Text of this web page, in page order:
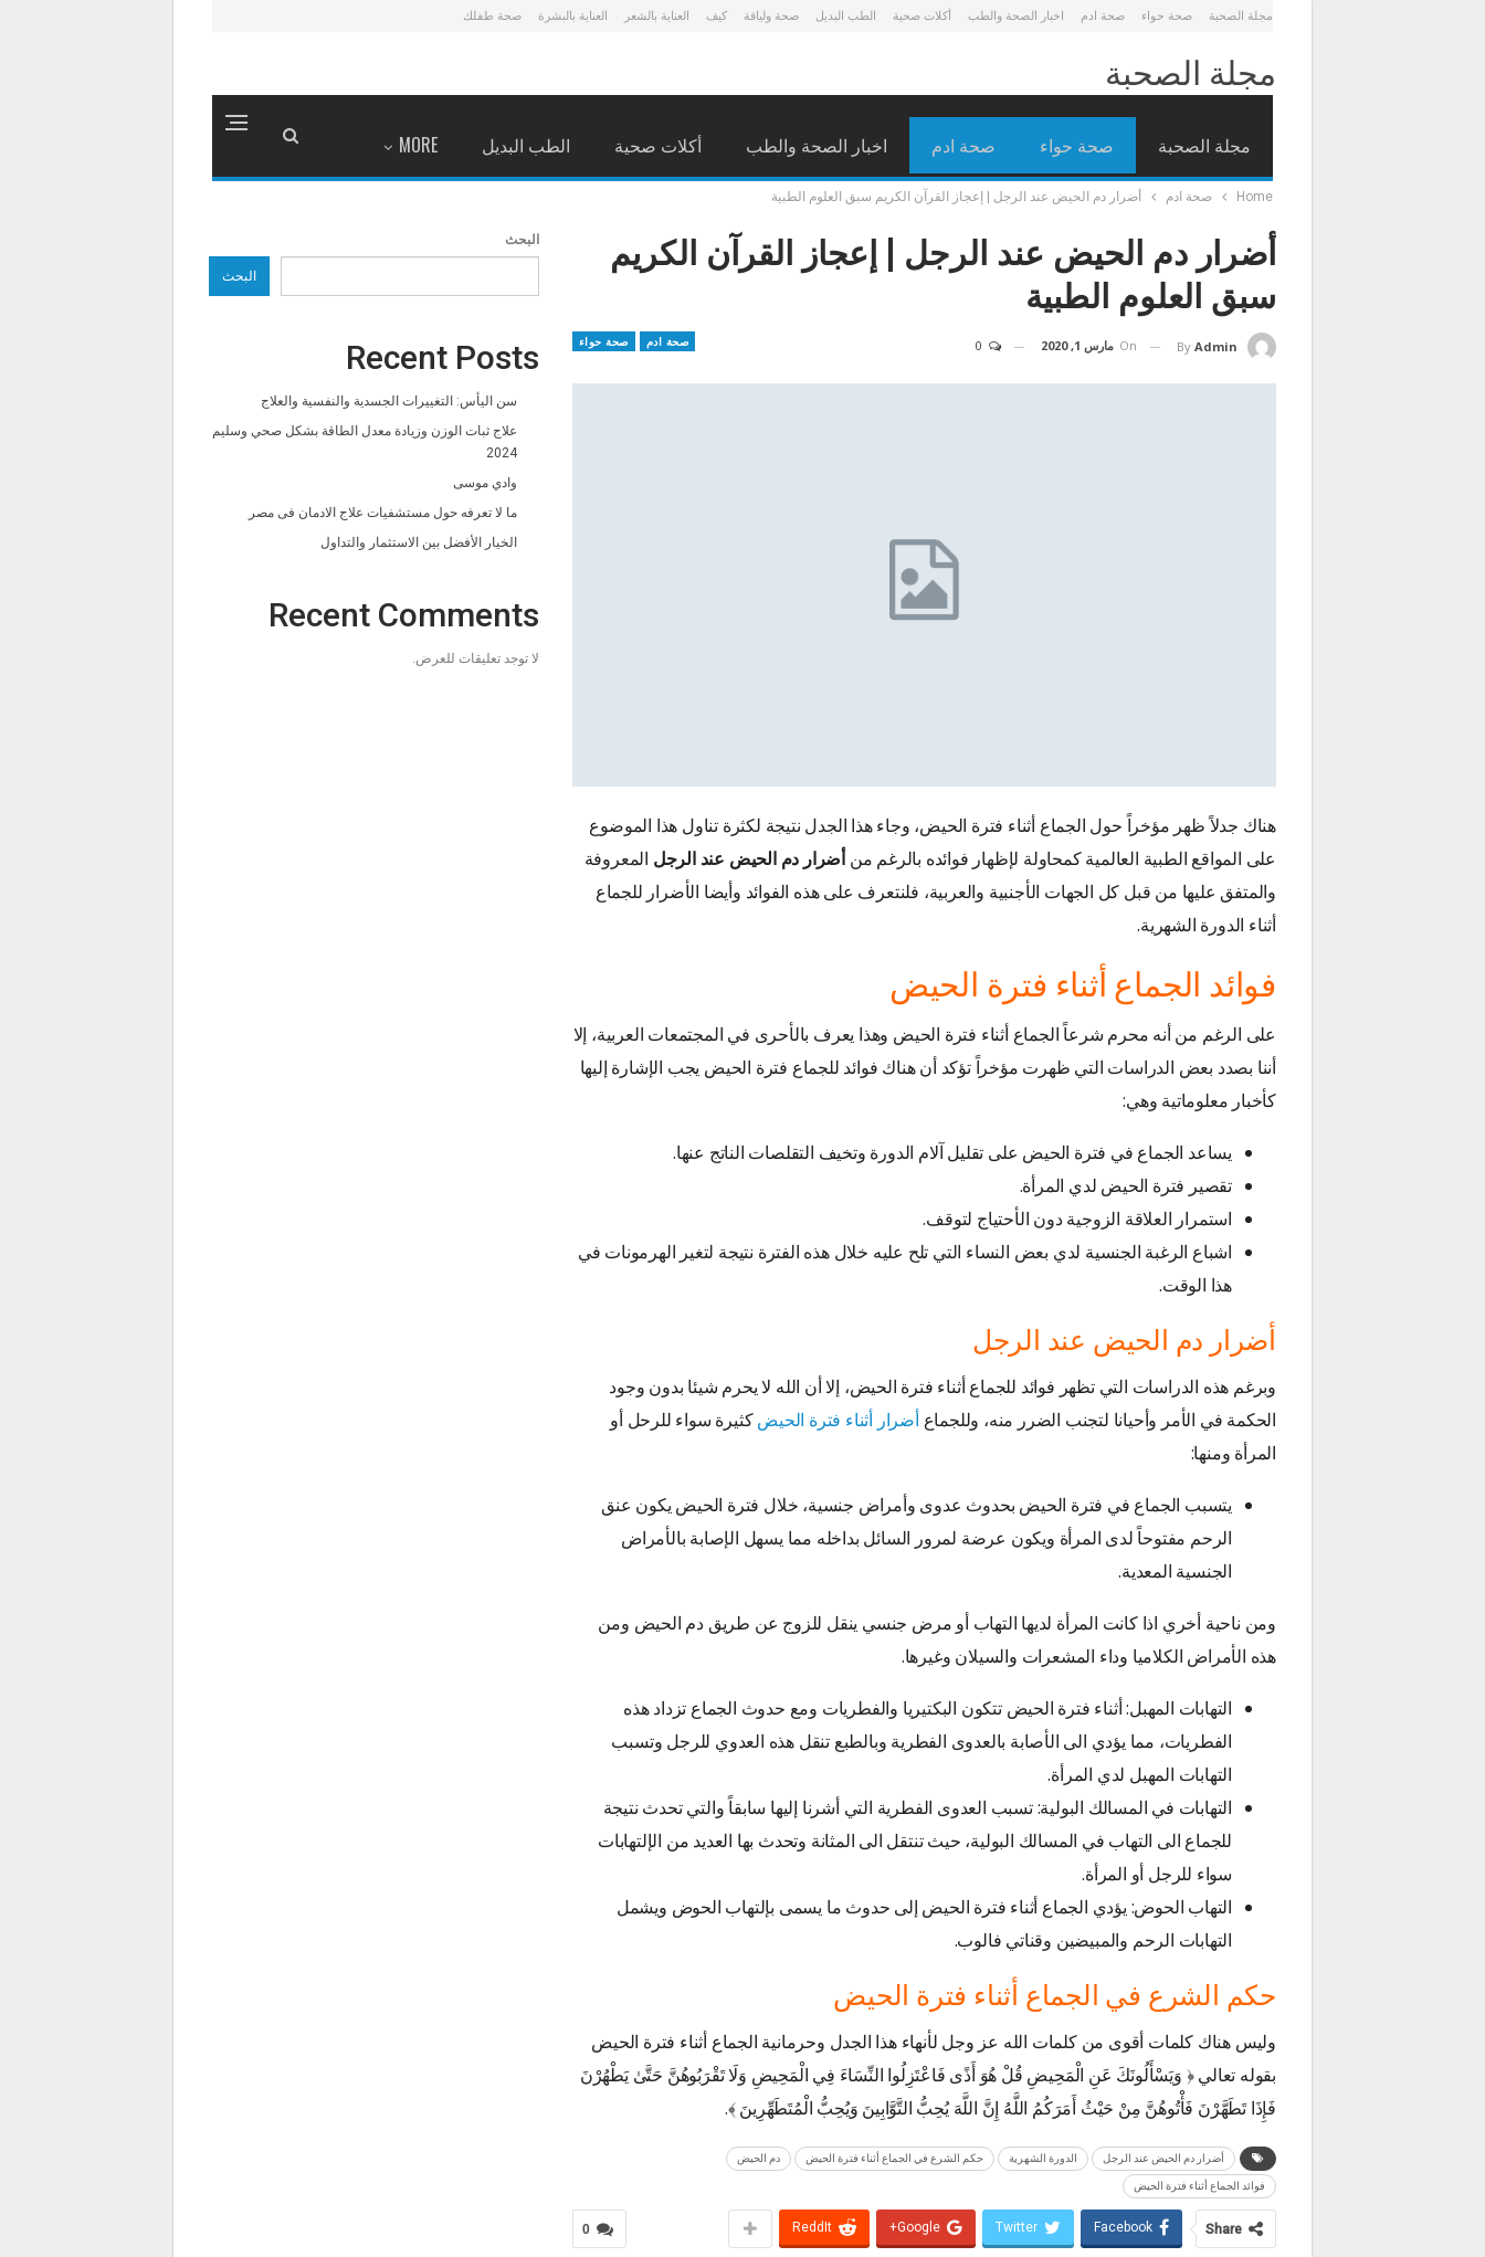
مجلة الصحبة صحة حواء صحة ادم اخبار الصحة والطب أكلات صحية الطب البديل صحة ولياقة كيف العناية بالشعر العناية بالبشرة صحة طفلك
مجلة الصحبة
مجلة الصحبة صحة حواء صحة ادم اخبار الصحة والطب أكلات صحية الطب البديل MORE
Home صحة ادم أضرار دم الحيض عند الرجل | إعجاز القرآن الكريم سبق العلوم الطبية
أضرار دم الحيض عند الرجل | إعجاز القرآن الكريم
سبق العلوم الطبية
صحة ادم صحة حواء By Admin
On مارس 1, 2020
هناك جدلاً ظهر مؤخراً حول الجماع أثناء فترة الحيض، وجاء هذا الجدل نتيجة لكثرة تناول هذا الموضوع
على المواقع الطبية العالمية كمحاولة لإظهار فوائده بالرغم منأضرار دم الحيض عند الرجل المعروفة
والمتفق عليها من قبل كل الجهات الأجنبية والعربية، فلنتعرف على هذه الفوائد وأيضا الأضرار للجماع
أثناء الدورة الشهرية.
فوائد الجماع أثناء فترة الحيض
على الرغم من أنه محرم شرعاً الجماع أثناء فترة الحيض وهذا يعرف بالأحرى في المجتمعات العربية، إلا
أننا بصدد بعض الدراسات التي ظهرت مؤخراً تؤكد أن هناك فوائد للجماع فترة الحيض يجب الإشارة إليها
كأخبار معلوماتية وهي:
يساعد الجماع في فترة الحيض على تقليل آلام الدورة وتخيف التقلصات الناتج عنها.
تقصير فترة الحيض لدي المرأة.
استمرار العلاقة الزوجية دون الأحتياج لتوقف.
اشباع الرغبة الجنسية لدي بعض النساء التي تلح عليه خلال هذه الفترة نتيجة لتغير الهرمونات في
هذا الوقت.
أضرار دم الحيض عند الرجل
وبرغم هذه الدراسات التي تظهر فوائد للجماع أثناء فترة الحيض، إلا أن الله لا يحرم شيئا بدون وجود
الحكمة في الأمر وأحيانا لتجنب الضرر منه، وللجماعأضرار أثناء فترة الحيضكثيرة سواء للرحل أو
المرأة ومنها:
يتسبب الجماع في فترة الحيض بحدوث عدوى وأمراض جنسية، خلال فترة الحيض يكون عنق
الرحم مفتوحاً لدى المرأة ويكون عرضة لمرور السائل بداخله مما يسهل الإصابة بالأمراض
الجنسية المعدية.
ومن ناحية أخري اذا كانت المرأة لديها التهاب أو مرض جنسي ينقل للزوج عن طريق دم الحيض ومن
هذه الأمراض الكلاميا وداء المشعرات والسيلان وغيرها.
التهابات المهبل: أثناء فترة الحيض تتكون البكتيريا والفطريات ومع حدوث الجماع تزداد هذه
الفطريات، مما يؤدي الى الأصابة بالعدوى الفطرية وبالطبع تنقل هذه العدوي للرجل وتسبب
التهابات المهبل لدي المرأة.
التهابات في المسالك البولية: تسبب العدوى الفطرية التي أشرنا إليها سابقاً والتي تحدث نتيجة
للجماع الى التهاب في المسالك البولية، حيث تنتقل الى المثانة وتحدث بها العديد من الإلتهابات
سواء للرجل أو المرأة.
التهاب الحوض: يؤدي الجماع أثناء فترة الحيض إلى حدوث ما يسمى بإلتهاب الحوض ويشمل
التهابات الرحم والمبيضين وقناتي فالوب.
حكم الشرع في الجماع أثناء فترة الحيض
وليس هناك كلمات أقوى من كلمات الله عز وجل لأنهاء هذا الجدل وحرمانية الجماع أثناء فترة الحيض
بقوله تعالي ﴿ وَيَسْأَلُونَكَ عَنِ الْمَحِيضِ قُلْ هُوَ أَذًى فَاعْتَزِلُوا النِّسَاءَ فِي الْمَحِيضِ وَلَا تَقْرَبُوهُنَّ حَتَّىٰ يَطْهُرْنَ
فَإِذَا تَطَهَّرْنَ فَأْتُوهُنَّ مِنْ حَيْثُ أَمَرَكُمُ اللَّهُ إِنَّ اللَّهَ يُحِبُّ التَّوَّابِينَ وَيُحِبُّ الْمُتَطَهِّرِينَ ﴾.
أضرار دم الحيض عند الرجل الدورة الشهرية حكم الشرع في الجماع أثناء فترة الحيض دم الحيض
فوائد الجماع أثناء فترة الحيض
0 Share
Facebook
Twitter
Google+
ReddIt
البحث
البحث
Recent Posts
سن اليأس: التغييرات الجسدية والنفسية والعلاج
علاج ثبات الوزن وزيادة معدل الطاقة بشكل صحي وسليم
2024
وادي موسى
ما لا تعرفه حول مستشفيات علاج الادمان فى مصر
الخيار الأفضل بين الاستثمار والتداول
Recent Comments
لا توجد تعليقات للعرض.